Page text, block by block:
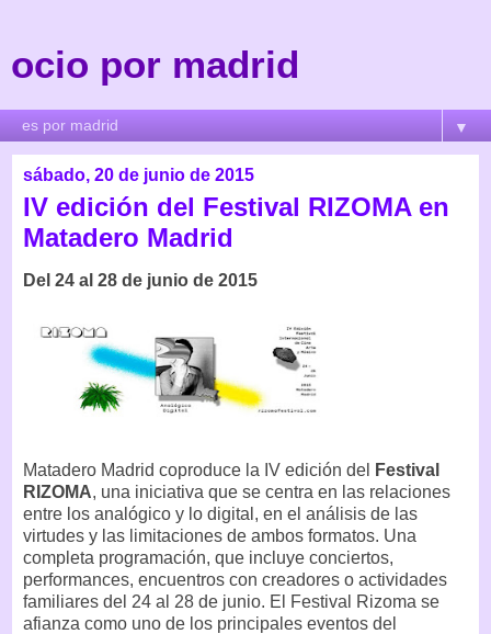
ocio por madrid
▼
sábado, 20 de junio de 2015
IV edición del Festival RIZOMA en
Matadero Madrid
Del 24 al 28 de junio de 2015
Matadero Madrid coproduce la IV edición del
Festival
RIZOMA, una iniciativa que se centra en las relaciones
entre los analógico y lo digital, en el análisis de las
virtudes y las limitaciones de ambos formatos. Una
completa programación, que incluye conciertos,
performances, encuentros con creadores o actividades
familiares del 24 al 28 de junio. El Festival Rizoma se
afianza como uno de los principales eventos del